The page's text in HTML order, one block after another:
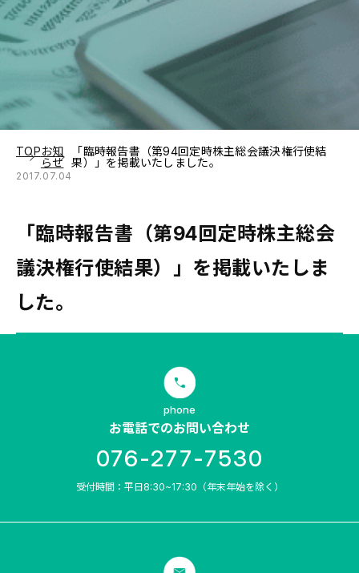
TOPお知
らせ
「臨時報告書（第94回定時株主総会議決権行使結
果）」を掲載いたしました。
2017.07.04
「臨時報告書（第94回定時株主総会
議決権行使結果）」を掲載いたしま
した。
phone
お電話でのお問い合わせ
076-277-7530
受付時間：平日8:30~17:30（年末年始を除く）